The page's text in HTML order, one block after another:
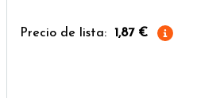
Precio de lista: 1,87 €